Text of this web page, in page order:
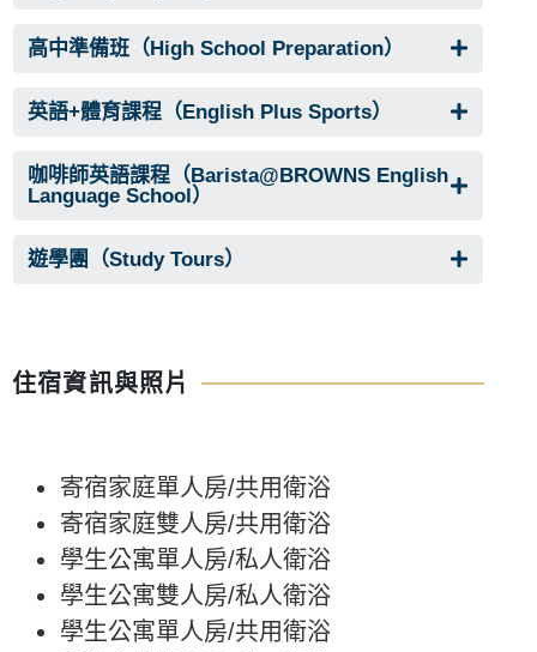
高中準備班（High School Preparation）
英語+體育課程（English Plus Sports）
咖啡師英語課程（Barista@BROWNS English
Language School）
遊學團（Study Tours）
住宿資訊與照片
寄宿家庭單人房/共用衛浴
寄宿家庭雙人房/共用衛浴
學生公寓單人房/私人衛浴
學生公寓雙人房/私人衛浴
學生公寓單人房/共用衛浴